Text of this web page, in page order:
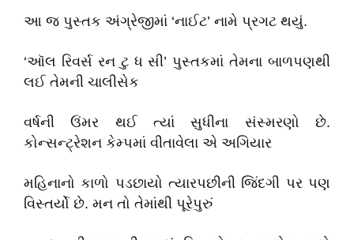
આ જ પુસ્તક અંગ્રેજીમાં ‘નાઈટ’ નામે પ્રગટ થયું.
‘ઑલ રિવર્સ રન ટુ ધ સી’ પુસ્તકમાં તેમના બાળપણથી
લઈ તેમની ચાલીસેક
વર્ષની ઉંમર થઈ ત્યાં સુધીના સંસ્મરણો છે.
કોન્સન્ટ્રેશન કેમ્પમાં વીતાવેલા એ અગિયાર
મહિનાનો કાળો પડછાયો ત્યારપછીની જિંદગી પર પણ
વિસ્તર્યો છે. મન તો તેમાંથી પૂરેપુરું